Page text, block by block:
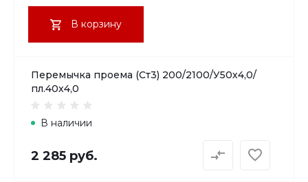
В корзину
Перемычка проема (Ст3) 200/2100/У50х4,0/
пл.40х4,0
В наличии
2 285 руб.